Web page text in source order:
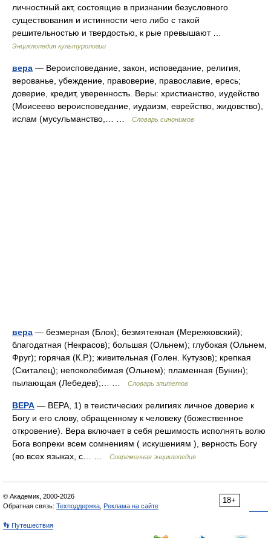
личностный акт, состоящие в признании безусловного
существования и истинности чего либо с такой
решительностью и твердостью, к рые превышают …
Энциклопедия культурологии
вера — Вероисповедание, закон, исповедание, религия,
верованье, убеждение, правоверие, православие, ересь;
доверие, кредит, уверенность. Веры: христианство, иудейство
(Моисеево вероисповедание, иудаизм, еврейство, жидовство),
ислам (мусульманство,… …
Словарь синонимов
вера — безмерная (Блок); безмятежная (Мережковский);
благодатная (Некрасов); большая (Ольнем); глубокая (Ольнем,
Фруг); горячая (К.Р.); живительная (Голен. Кутузов); крепкая
(Скиталец); непоколебимая (Ольнем); пламенная (Бунин);
пылающая (Лебедев);… …
Словарь эпитетов
ВЕРА — ВЕРА, 1) в теистических религиях личное доверие к
Богу и его слову, обращенному к человеку (божественное
откровение). Вера включает в себя решимость исполнять волю
Бога вопреки всем сомнениям ( искушениям ), верность Богу
(во всех языках, с… …
Современная энциклопедия
18+
© Академик, 2000-2026
Обратная связь: Техподдержка Реклама на сайте
👣 Путешествия